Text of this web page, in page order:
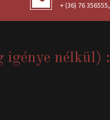
+ (36) 76 356555,
igénye nélkül) :